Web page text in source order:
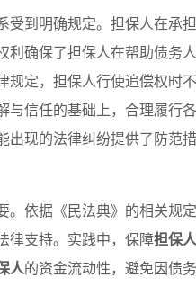
受到明确规定。担保人在承
确保了担保人在帮助债务
定，担保人行使追偿权时
信任的基础上，合理履行
现的法律纠纷提供了防范措
依据《民法典》的相关规定
律支持。实践中，保障担保人
人的资金流动性，避免因债